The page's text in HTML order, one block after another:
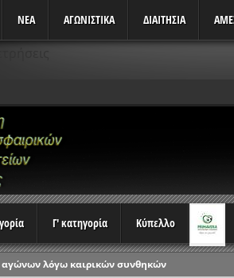
ΝΕΑ ΑΓΩΝΙΣΤΙΚΆ ΔΙΑΙΤΗΣΙΑ
Γ' κατηγορία Κύπελλο
λόγω καιρικών συνθηκών